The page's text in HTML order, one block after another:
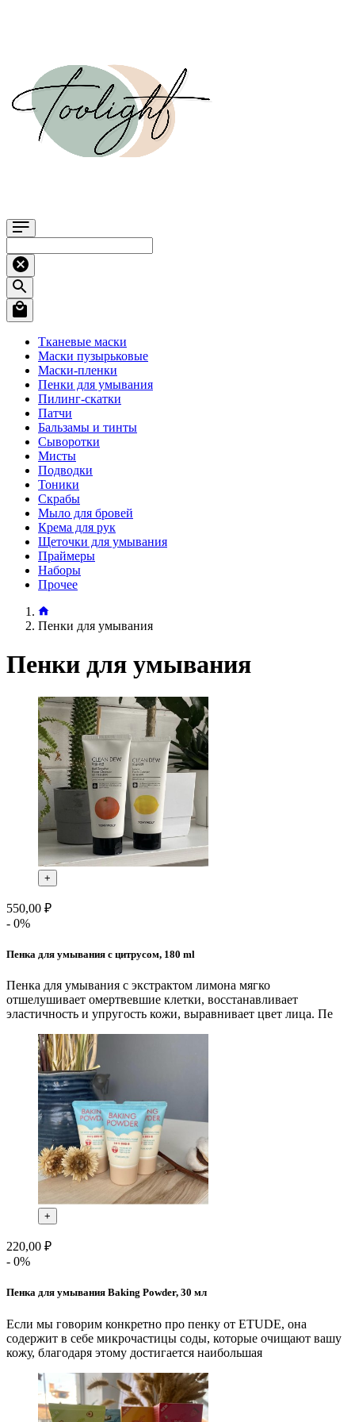
Тканевые маски
Маски пузырьковые
Маски-пленки
Пенки для умывания
Пилинг-скатки
Патчи
Бальзамы и тинты
Сыворотки
Мисты
Подводки
Тоники
Скрабы
Мыло для бровей
Крема для рук
Щеточки для умывания
Праймеры
Наборы
Прочее
Пенки для умывания
Пенки для умывания
+
550,00 ₽
- 0%
Пенка для умывания с цитрусом, 180 ml
Пенка для умывания с экстрактом лимона мягко
отшелушивает омертвевшие клетки, восстанавливает
эластичность и упругость кожи, выравнивает цвет лица. Пе
+
220,00 ₽
- 0%
Пенка для умывания Baking Powder, 30 мл
Если мы говорим конкретно про пенку от ETUDE, она
содержит в себе микрочастицы соды, которые очищают вашу
кожу, благодаря этому достигается наибольшая